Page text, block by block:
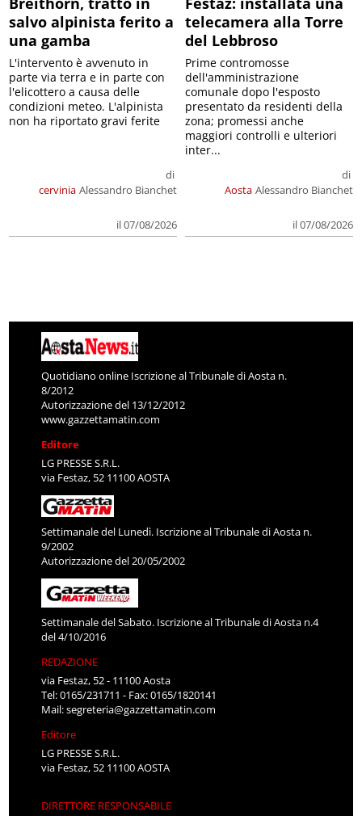
salvo alpinista ferito a
una gamba
cervinia
di
Alessandro Bianchet
il 07/08/2026
L'intervento è avvenuto in
parte via terra e in parte con
l'elicottero a causa delle
condizioni meteo. L'alpinista
non ha riportato gravi ferite
telecamera alla Torre
del Lebbroso
Aosta
di
Alessandro Bianchet
il 07/08/2026
Prime contromosse
dell'amministrazione
comunale dopo l'esposto
presentato da residenti della
zona; promessi anche
maggiori controlli e ulteriori
inter...
Quotidiano online Iscrizione al Tribunale di Aosta n.
8/2012
Autorizzazione del 13/12/2012
www.gazzettamatin.com
Editore
LG PRESSE S.R.L.
via Festaz, 52 11100 AOSTA
Settimanale del Lunedì. Iscrizione al Tribunale di Aosta n.
9/2002
Autorizzazione del 20/05/2002
Settimanale del Sabato. Iscrizione al Tribunale di Aosta n.4
del 4/10/2016
REDAZIONE
via Festaz, 52 - 11100 Aosta
Tel: 0165/231711 - Fax: 0165/1820141
Mail:segreteria@gazzettamatin.com
Editore
LG PRESSE S.R.L.
via Festaz, 52 11100 AOSTA
DIRETTORE RESPONSABILE